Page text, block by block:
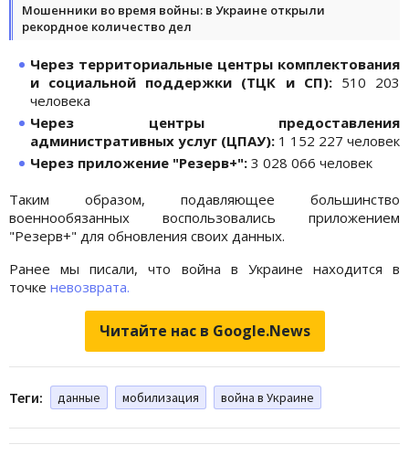
Мошенники во время войны: в Украине открыли
рекордное количество дел
Через территориальные центры комплектования
и социальной поддержки (ТЦК и СП):510 203
человека
Через центры предоставления
административных услуг (ЦПАУ): 1 152 227 человек
Через приложение "Резерв+": 3 028 066 человек
Таким образом, подавляющее большинство
военнообязанных воспользовались приложением
"Резерв+" для обновления своих данных.
Ранее мы писали, что война в Украине находится в
точке невозврата.
Читайте нас в Google.News
Теги: данные мобилизация война в Украине